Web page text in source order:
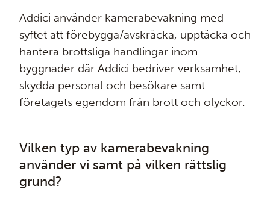
Addici använder kamerabevakning med
syftet att förebygga/avskräcka, upptäcka och
hantera brottsliga handlingar inom
byggnader där Addici bedriver verksamhet,
skydda personal och besökare samt
företagets egendom från brott och olyckor.
Vilken typ av kamerabevakning
använder vi samt på vilken rättslig
grund?